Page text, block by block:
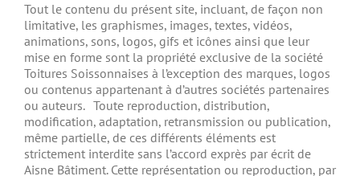
Tout le contenu du présent site, incluant, de façon non
limitative, les graphismes, images, textes, vidéos,
animations, sons, logos, gifs et icônes ainsi que leur
mise en forme sont la propriété exclusive de la société
Toitures Soissonnaises à l’exception des marques, logos
ou contenus appartenant à d’autres sociétés partenaires
ou auteurs. Toute reproduction, distribution,
modification, adaptation, retransmission ou publication,
même partielle, de ces différents éléments est
strictement interdite sans l’accord exprès par écrit de
Aisne Bâtiment. Cette représentation ou reproduction, par